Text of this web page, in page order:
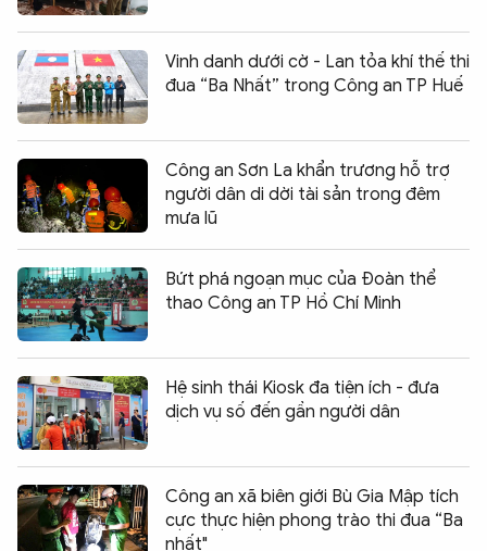
Vinh danh dưới cờ - Lan tỏa khí thế thi
đua “Ba Nhất” trong Công an TP Huế
Công an Sơn La khẩn trương hỗ trợ
người dân di dời tài sản trong đêm
mưa lũ
Bứt phá ngoạn mục của Đoàn thể
thao Công an TP Hồ Chí Minh
Hệ sinh thái Kiosk đa tiện ích - đưa
dịch vụ số đến gần người dân
Công an xã biên giới Bù Gia Mập tích
cực thực hiện phong trào thi đua “Ba
nhất"